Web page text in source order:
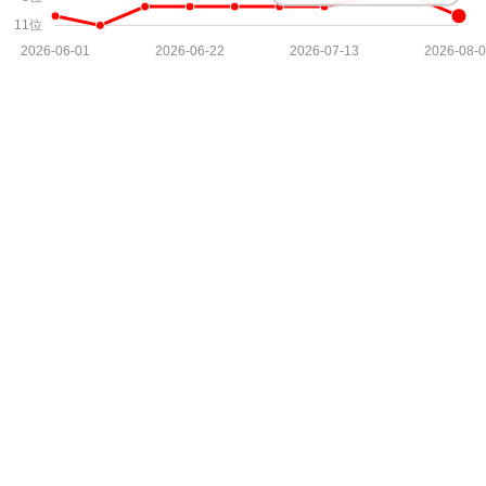
11位
2026-06-01 2026-06-22 2026-07-13 2026-08-